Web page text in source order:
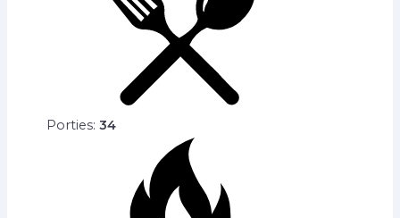
Porties: 34